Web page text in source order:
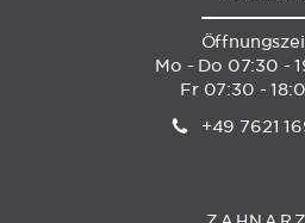
Mo - Do 07:30 -
Fr 07:30 -
+49 7621